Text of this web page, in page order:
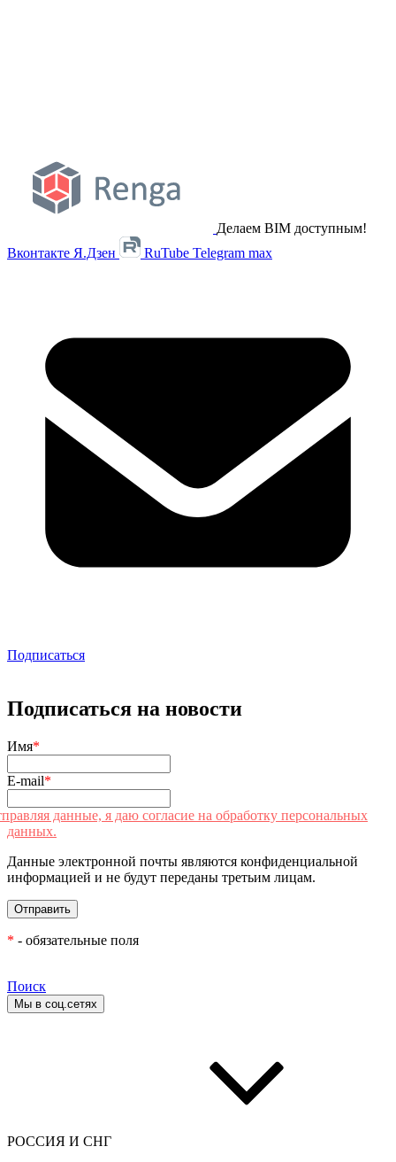
Делаем BIM доступным!
Вконтакте Я.Дзен RuTube Telegram max
Подписаться
Подписаться на новости
Имя*
E-mail*
данные, я даю согласие на обработку персональных
данных.
Данные электронной почты являются конфиденциальной
информацией и не будут переданы третьим лицам.
* - обязательные поля
Поиск
Мы в соц.сетях
РОССИЯ И СНГ